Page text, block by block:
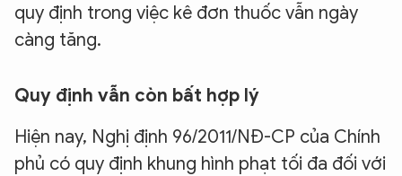
quy định trong việc kê đơn thuốc vẫn ngày
càng tăng.
Quy định vẫn còn bất hợp lý
Hiện nay, Nghị định 96/2011/NĐ-CP của Chính
phủ có quy định khung hình phạt tối đa đối với